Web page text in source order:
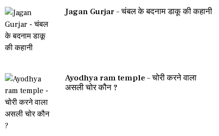
Jagan Gurjar – चंबल के बदनाम डाकू की कहानी
Ayodhya ram temple – चोरी करने वाला
असली चोर कौन ?